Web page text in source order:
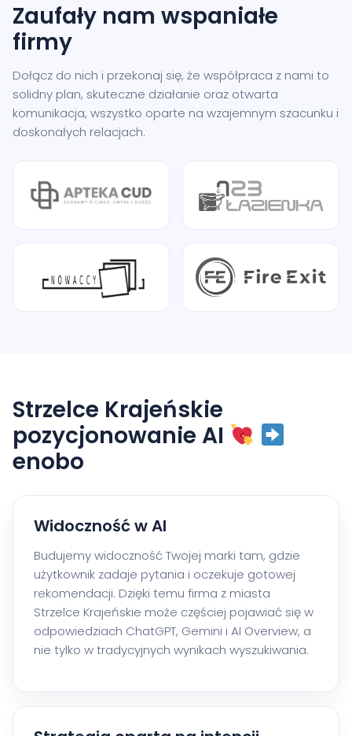
Zaufały nam wspaniałe
firmy
Dołącz do nich i przekonaj się, że współpraca z nami to
solidny plan, skuteczne działanie oraz otwarta
komunikacja, wszystko oparte na wzajemnym szacunku i
doskonałych relacjach.
Strzelce Krajeńskie
pozycjonowanie AI
enobo
Widoczność w AI
Budujemy widoczność Twojej marki tam, gdzie
użytkownik zadaje pytania i oczekuje gotowej
rekomendacji. Dzięki temu firma z miasta
Strzelce Krajeńskie może częściej pojawiać się w
odpowiedziach ChatGPT, Gemini i AI Overview, a
nie tylko w tradycyjnych wynikach wyszukiwania.